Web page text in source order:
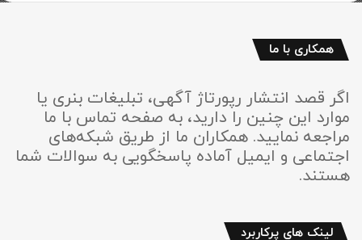
همکاری با ما
اگر قصد انتشار رپورتاژ آگهی، تبلیغات بنری یا
موارد این چنین را دارید، به صفحه تماس با ما
مراجعه نمایید. همکاران ما از طریق شبکه‌های
اجتماعی و ایمیل آماده پاسخگویی به سوالات شما
هستند.
لینک های پرکاربرد